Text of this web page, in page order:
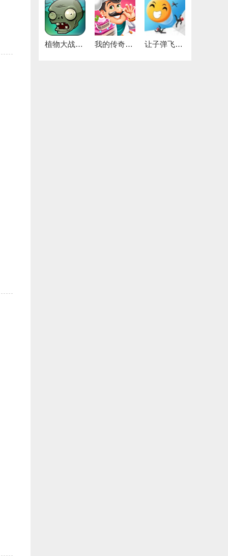
植物大战僵尸1中文原版 我的传奇餐厅 让子弹飞一下